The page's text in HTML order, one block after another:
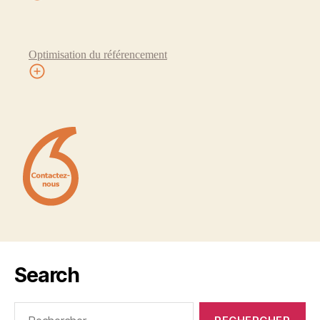
Optimisation du référencement
Search